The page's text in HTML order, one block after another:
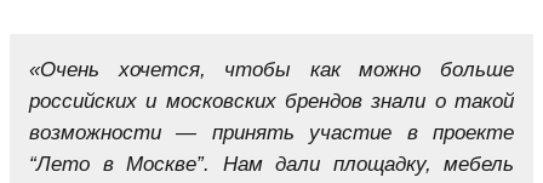
«Очень хочется, чтобы как можно больше
российских и московских брендов знали о такой
возможности — принять участие в проекте
“Лето в Москве”. Нам дали площадку, мебель